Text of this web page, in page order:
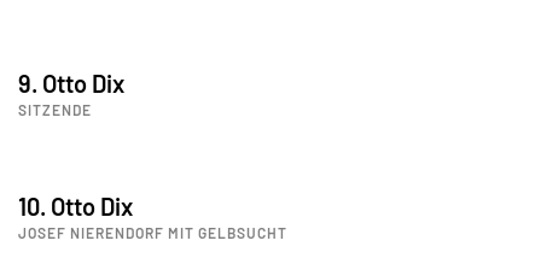
9. Otto Dix
SITZENDE
10. Otto Dix
JOSEF NIERENDORF MIT GELBSUCHT